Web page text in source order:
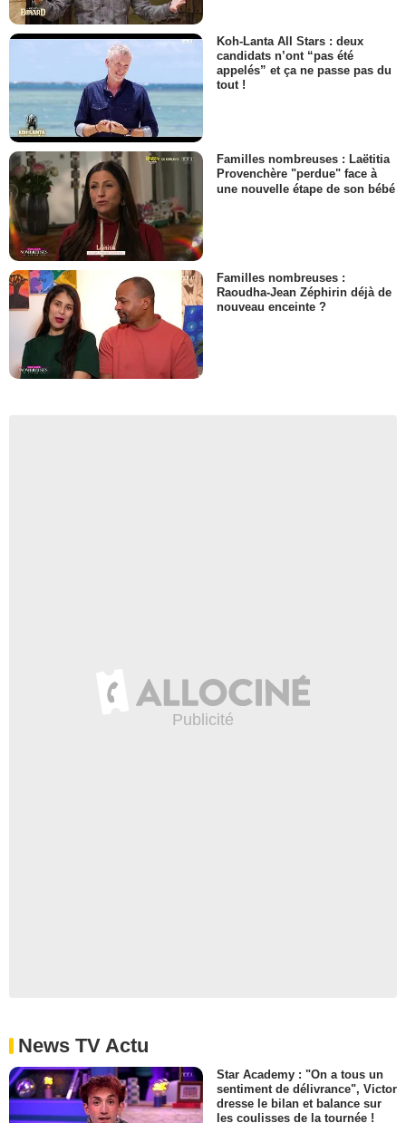
Koh-Lanta All Stars : deux
candidats n’ont “pas été
appelés” et ça ne passe pas du
tout !
Familles nombreuses : Laëtitia
Provenchère "perdue" face à
une nouvelle étape de son bébé
Familles nombreuses :
Raoudha-Jean Zéphirin déjà de
nouveau enceinte ?
News TV Actu
Star Academy : "On a tous un
sentiment de délivrance", Victor
dresse le bilan et balance sur
les coulisses de la tournée !